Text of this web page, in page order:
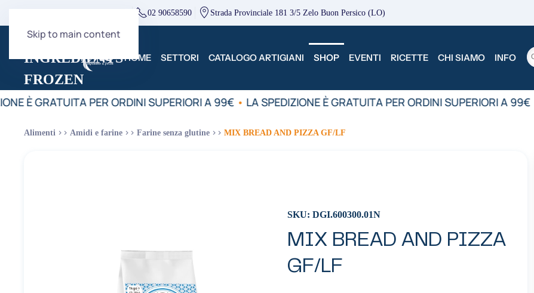
Skip to main content
02 90658590 Strada Provinciale 181 3/5 Zelo Buon Persico (LO)
HOME SETTORI CATALOGO ARTIGIANI SHOP EVENTI RICETTE CHI SIAMO INFO
È GRATUITA PER ORDINI SUPERIORI A 99€• LA SPEDIZIONE È GRATUITA PER ORDINI SUPERIORI A 99€•
Alimenti Amidi e farine Farine senza glutine MIX BREAD AND PIZZA GF/LF
SKU: DGI.600300.01N
MIX BREAD AND PIZZA
GF/LF